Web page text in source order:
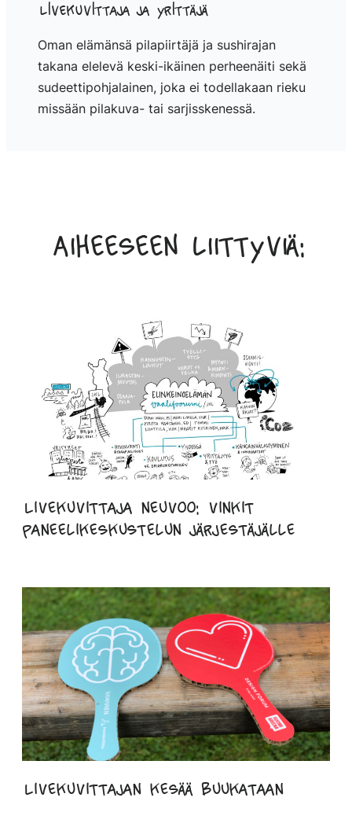
Livekuvittaja ja yrittäjä
Oman elämänsä pilapiirtäjä ja sushirajan
takana elelevä keski-ikäinen perheenäiti sekä
sudeettipohjalainen, joka ei todellakaan rieku
missään pilakuva- tai sarjisskenessä.
Aiheeseen liittyviä:
Livekuvittaja neuvoo: vinkit
paneelikeskustelun järjestäjälle
Livekuvittajan kesää buukataan